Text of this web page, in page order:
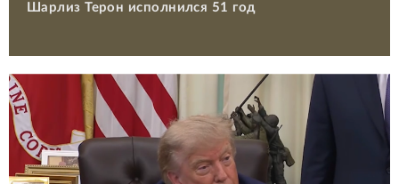
Шарлиз Терон исполнился 51 год